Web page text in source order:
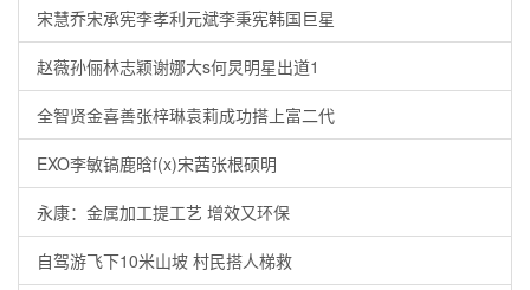
宋慧乔宋承宪李孝利元斌李秉宪韩国巨星
赵薇孙俪林志颖谢娜大s何炅明星出道1
全智贤金喜善张梓琳袁莉成功搭上富二代
EXO李敏镐鹿晗f(x)宋茜张根硕明
永康：金属加工提工艺 增效又环保
自驾游飞下10米山坡 村民搭人梯救